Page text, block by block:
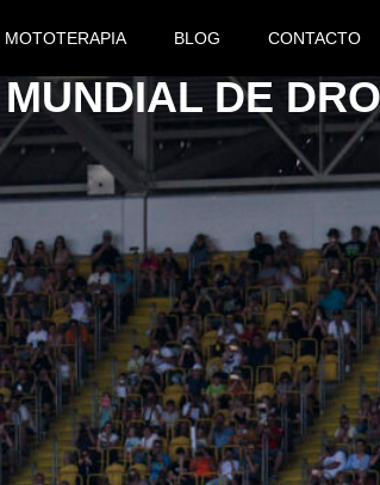
MOTOTERAPIA BLOG CONTACTO
DE